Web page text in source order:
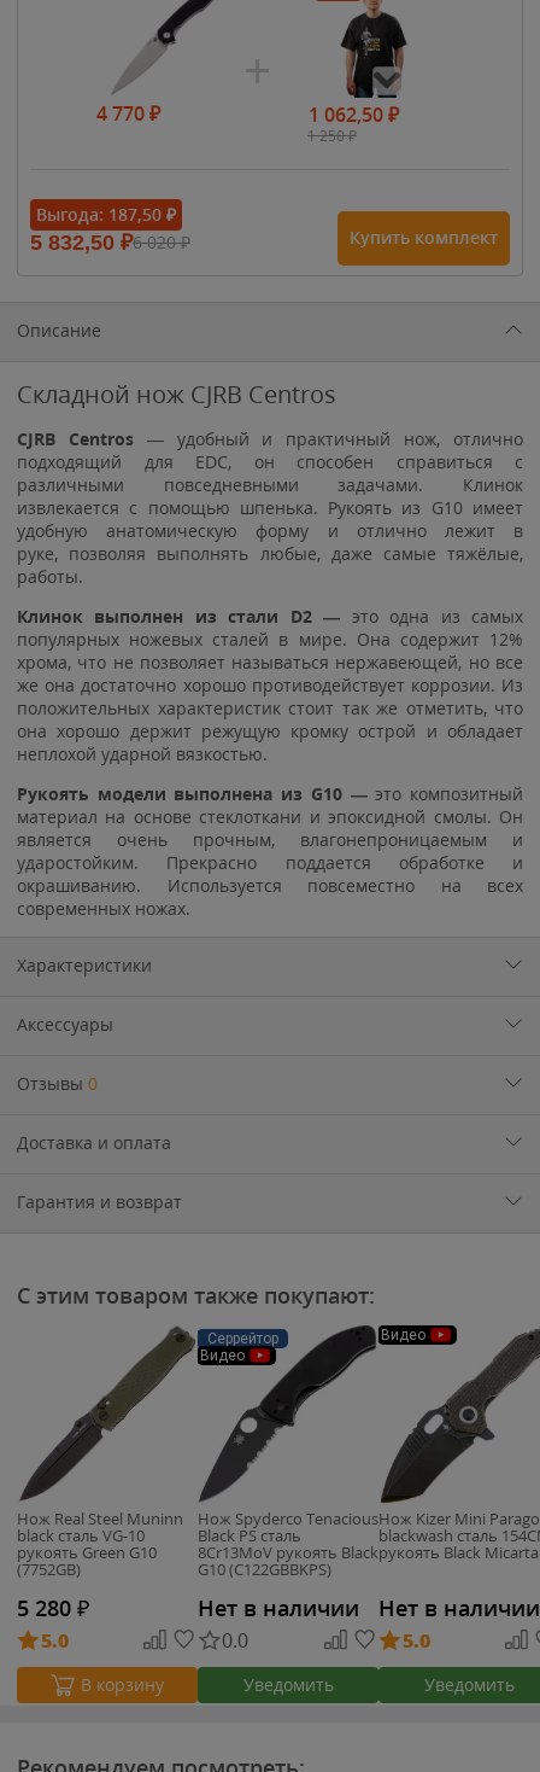
4 770₽ 1 062,50₽
1 250₽
1 615₽
1 900₽1 900₽
Выгода: 187,50 ₽
5 832,50 ₽6 020₽ Купить комплект
Описание
Складной нож CJRB Centros
CJRB Centros— удобный и практичный нож, отлично
подходящий для EDC, он способен справиться с
различными повседневными задачами. Клинок
извлекается с помощью шпенька. Рукоять из G10 имеет
удобную анатомическую форму и отлично лежит в
руке, позволяя выполнять любые, даже самые тяжёлые,
работы.
Клинок выполнен из стали D2 — это одна из самых
популярных ножевых сталей в мире. Она содержит 12%
хрома, что не позволяет называться нержавеющей, но все
же она достаточно хорошо противодействует коррозии. Из
положительных характеристик стоит так же отметить, что
она хорошо держит режущую кромку острой и обладает
неплохой ударной вязкостью.
Рукоять модели выполнена из G10 —это композитный
материал на основе стеклоткани и эпоксидной смолы. Он
является очень прочным, влагонепроницаемым и
ударостойким. Прекрасно поддается обработке и
окрашиванию. Используется повсеместно на всех
современных ножах.
Характеристики
Аксессуары
Отзывы 0
Доставка и оплата
Гарантия и возврат
С этим товаром также покупают:
Нож Real Steel Muninn
black сталь VG-10
рукоять Green G10
(7752GB)
5 280 ₽
5.0
В корзину
Серрейтор
Видео
Нож Spyderco Tenacious
Black PS сталь
8Cr13MoV рукоять Black
G10 (C122GBBKPS)
Нет в наличии
0.0
Уведомить
Видео
Нож Kizer Mini
blackwash сталь
рукоять Black Micarta
Нет в наличии
5.0
Уведомить